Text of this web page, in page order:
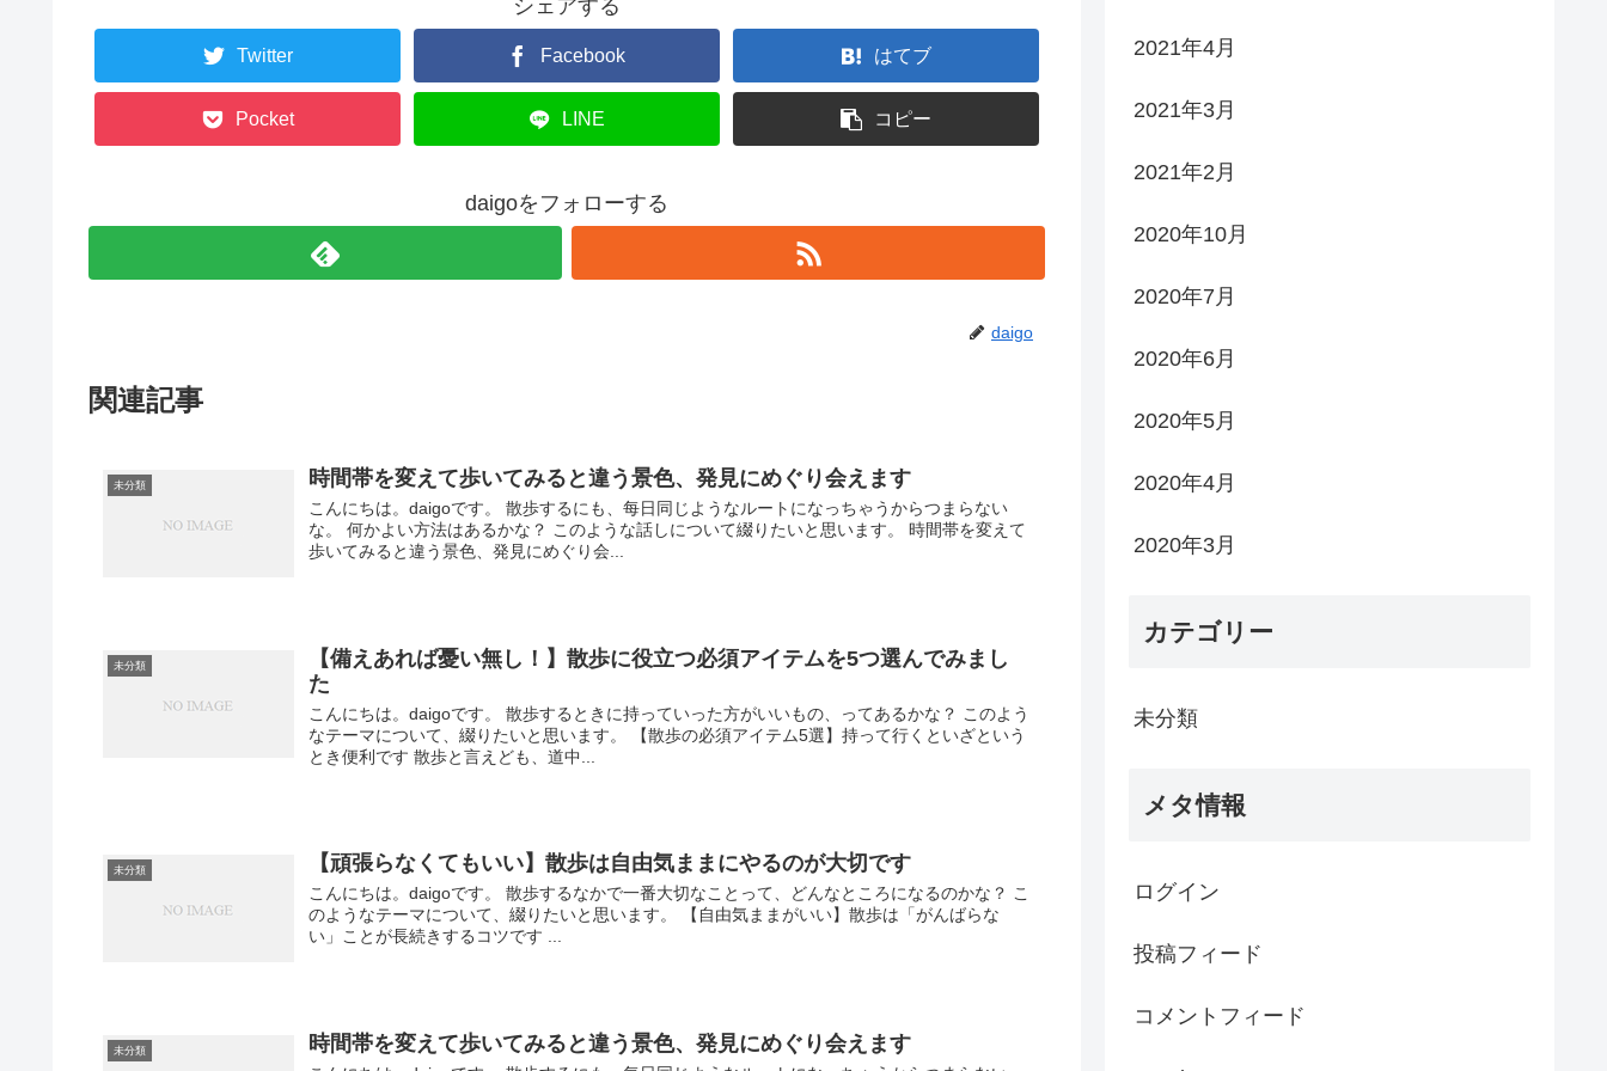
シェアする
Twitter Facebook はてブ
Pocket LINE コピー
daigoをフォローする
daigo
関連記事
未分類 時間帯を変えて歩いてみると違う景色、発見にめぐり会えます
こんにちは。daigoです。 散歩するにも、每日同じようなルートになっちゃうからつまらない
な。 何かよい方法はあるかな？ このような話しについて綴りたいと思います。 時間帯を変えて
歩いてみると違う景色、発見にめぐり会...
未分類
【備えあれば憂い無し！】散歩に役立つ必須アイテムを5つ選んでみまし
た
こんにちは。daigoです。 散歩するときに持っていった方がいいもの、ってあるかな？ このよう
なテーマについて、綴りたいと思います。 【散歩の必須アイテム5選】持って行くといざという
とき便利です 散歩と言えども、道中...
未分類 【頑張らなくてもいい】散歩は自由気ままにやるのが大切です
こんにちは。daigoです。 散歩するなかで一番大切なことって、どんなところになるのかな？ こ
のようなテーマについて、綴りたいと思います。 【自由気ままがいい】散歩は「がんばらな
い」ことが長続きするコツです ...
未分類 時間帯を変えて歩いてみると違う景色、発見にめぐり会えます
2021年4月
2021年3月
2021年2月
2020年10月
2020年7月
2020年6月
2020年5月
2020年4月
2020年3月
カテゴリー
未分類
メタ情報
ログイン
投稿フィード
コメントフィード